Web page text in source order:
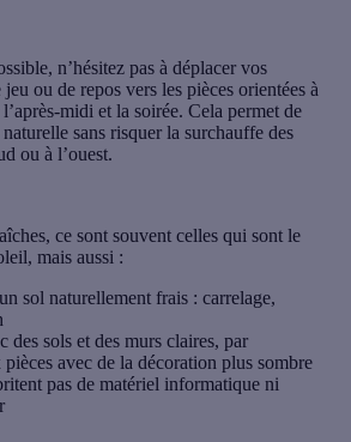
n’hésitez pas à déplacer vos
jeu ou de repos vers les pièces orientées à
midi et la soirée. Cela permet de
sans risquer la surchauffe des
ou à l’ouest.
ce sont souvent celles qui sont le
mais aussi :
sol naturellement frais : carrelage,
des sols et des murs claires, par
avec de la décoration plus sombre
pas de matériel informatique ni